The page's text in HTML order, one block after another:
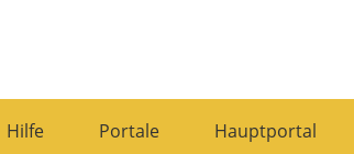
Hilfe Portale Hauptportal